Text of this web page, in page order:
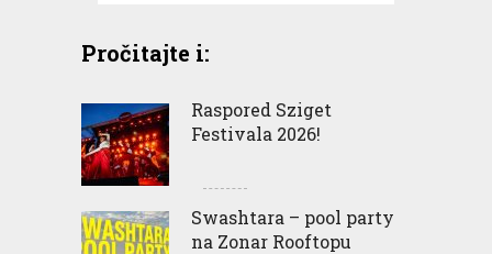
Pročitajte i:
Raspored Sziget
Festivala 2026!
Swashtara – pool party
na Zonar Rooftopu